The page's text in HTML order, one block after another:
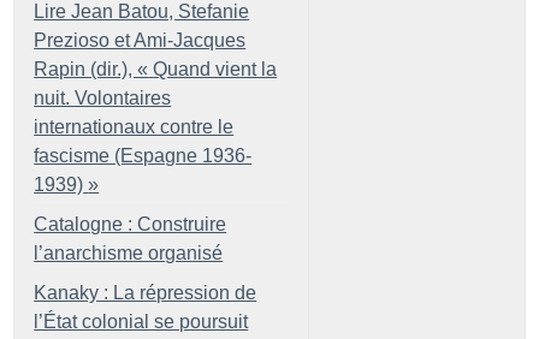
Lire Jean Batou, Stefanie
Prezioso et Ami-Jacques
Rapin (dir.), « Quand vient la
nuit. Volontaires
internationaux contre le
fascisme (Espagne 1936-
1939) »
Catalogne : Construire
l’anarchisme organisé
Kanaky : La répression de
l’État colonial se poursuit